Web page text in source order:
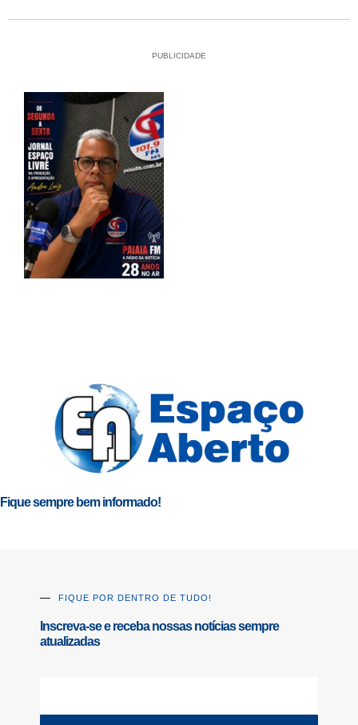
PUBLICIDADE
Fique sempre bem informado!
FIQUE POR DENTRO DE TUDO!
Inscreva-se e receba nossas notícias sempre
atualizadas